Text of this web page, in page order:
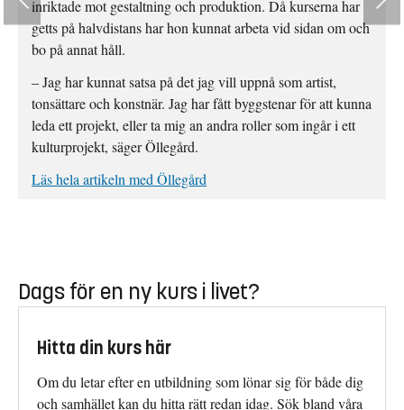
inriktade mot gestaltning och produktion. Då kurserna har
getts på halvdistans har hon kunnat arbeta vid sidan om och
bo på annat håll.
– Jag har kunnat satsa på det jag vill uppnå som artist,
tonsättare och konstnär. Jag har fått byggstenar för att kunna
leda ett projekt, eller ta mig an andra roller som ingår i ett
kulturprojekt, säger Öllegård.
Läs hela artikeln med Öllegård
Dags för en ny kurs i livet?
Hitta din kurs här
Om du letar efter en utbildning som lönar sig för både dig
och samhället kan du hitta rätt redan idag. Sök bland våra